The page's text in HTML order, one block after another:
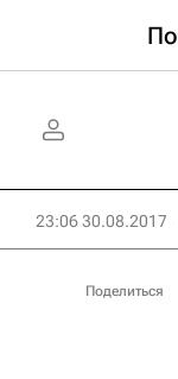
23:06 30.08.2017
Поделиться